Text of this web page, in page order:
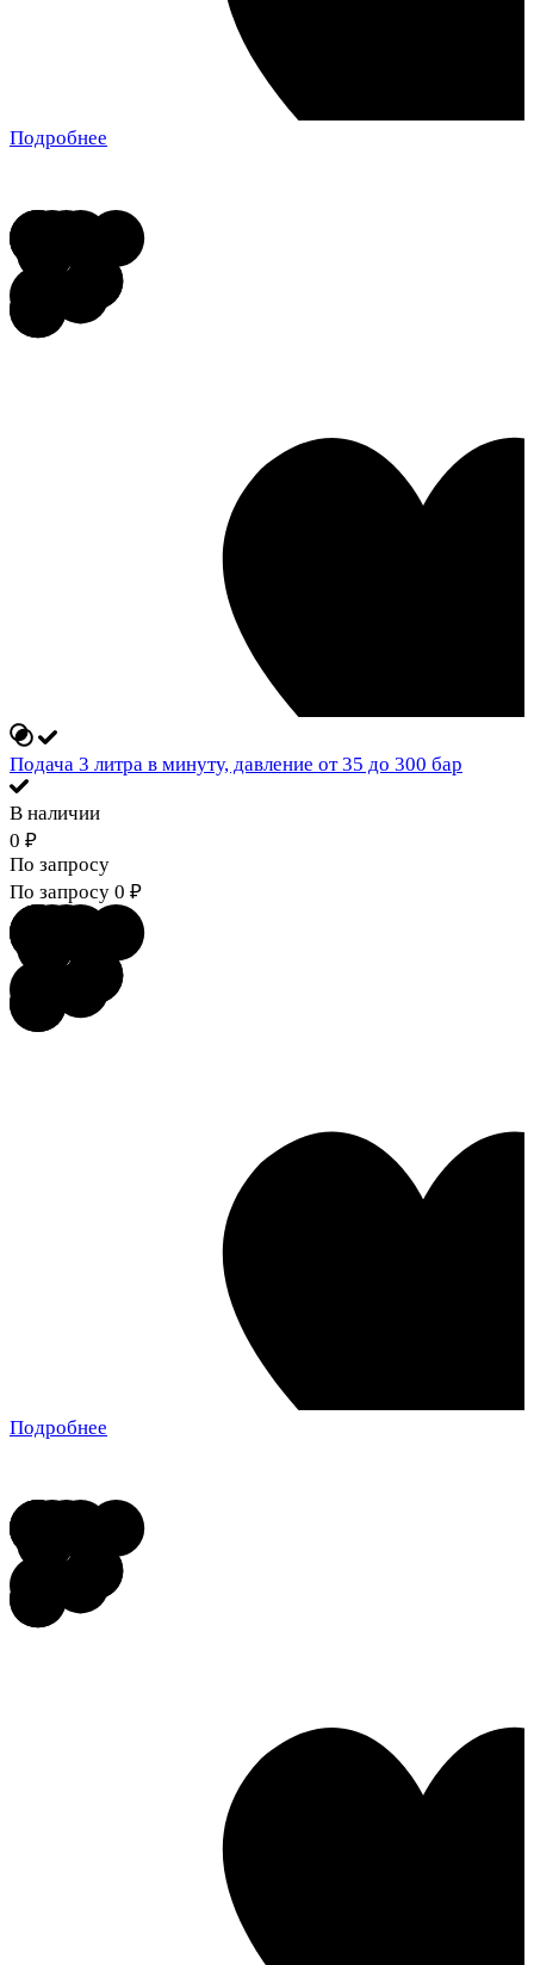
Подробнее
Подача 3 литра в минуту, давление от 35 до 300 бар
В наличии
0 ₽
По запросу
По запросу 0 ₽
Подробнее